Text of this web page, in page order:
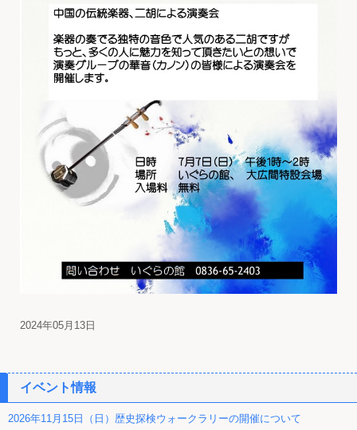
2024年05月13日
イベント情報
2026年11月15日（日）歴史探検ウォークラリーの開催について